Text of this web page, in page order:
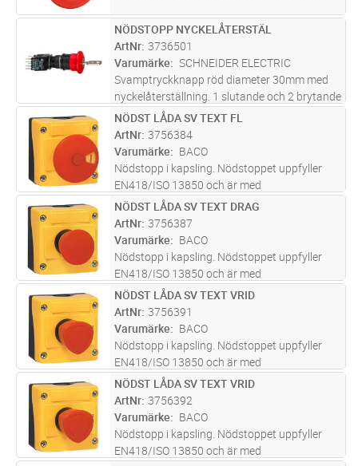
ST Lägg i kundvagn
NÖDSTOPP NYCKELÅTERSTÄL
ArtNr 3736501
Varumärke
SCHNEIDER ELECTRIC
Svamptryckknapp röd diameter 30mm med
nyckelåterställning. 1 slutande och 2 brytande
kontakter.
ST Lägg i kundvagn
NÖDST LÅDA SV TEXT FL
ArtNr 3756384
Varumärke
BACO
Nödstopp i kapsling. Nödstoppet uppfyller
EN418/ISO 13850 och är med
dragåterställning. 2st. NC (brytande)
kontakter är bottenmonterad i kapslingen.
Kapslingen har svart botten och gult lock med
sven...läs mer
ST Lägg i kundvagn
NÖDST LÅDA SV TEXT DRAG
ArtNr 3756387
Varumärke
BACO
Nödstopp i kapsling. Nödstoppet uppfyller
EN418/ISO 13850 och är med
dragåterställning. 1st. NC (brytande) kontakt
är bottenmonterad i kapslingen. Kapslingen
har svart botten och gult lock med
svensk...läs mer
ST Lägg i kundvagn
NÖDST LÅDA SV TEXT VRID
ArtNr 3756391
Varumärke
BACO
Nödstopp i kapsling. Nödstoppet uppfyller
EN418/ISO 13850 och är med
vridåterställning. 1st. NC (brytande) kontakt
är bottenmonterad i kapslingen. Kapslingen
har svart botten och gult lock med
svensk...läs mer
ST Lägg i kundvagn
NÖDST LÅDA SV TEXT VRID
ArtNr 3756392
Varumärke
BACO
Nödstopp i kapsling. Nödstoppet uppfyller
EN418/ISO 13850 och är med